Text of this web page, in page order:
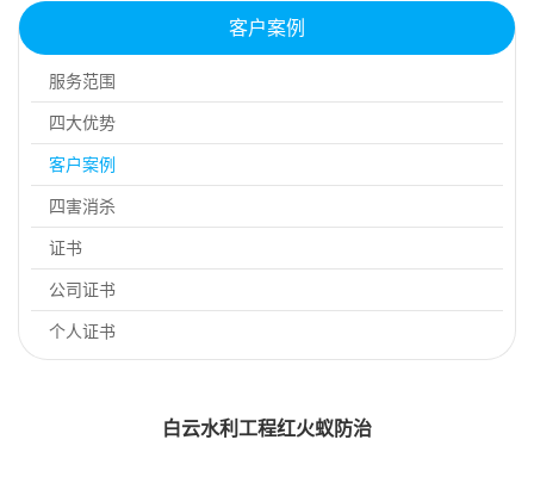
客户案例
服务范围
四大优势
客户案例
四害消杀
证书
公司证书
个人证书
白云水利工程红火蚁防治